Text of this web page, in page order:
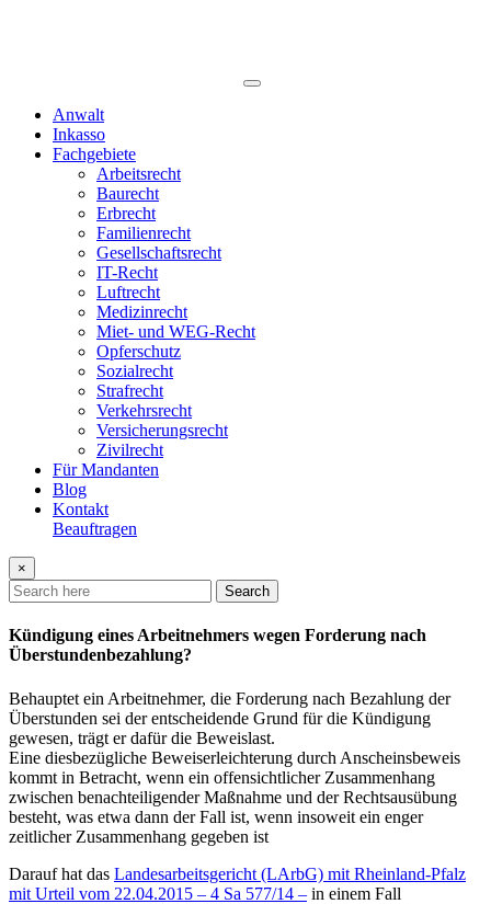
Anwalt
Inkasso
Fachgebiete
Arbeitsrecht
Baurecht
Erbrecht
Familienrecht
Gesellschaftsrecht
IT-Recht
Luftrecht
Medizinrecht
Miet- und WEG-Recht
Opferschutz
Sozialrecht
Strafrecht
Verkehrsrecht
Versicherungsrecht
Zivilrecht
Für Mandanten
Blog
Kontakt
Beauftragen
×
Search
Kündigung eines Arbeitnehmers wegen Forderung nach
Überstundenbezahlung?
Behauptet ein Arbeitnehmer, die Forderung nach Bezahlung der
Überstunden sei der entscheidende Grund für die Kündigung
gewesen, trägt er dafür die Beweislast.
Eine diesbezügliche Beweiserleichterung durch Anscheinsbeweis
kommt in Betracht, wenn ein offensichtlicher Zusammenhang
zwischen benachteiligender Maßnahme und der Rechtsausübung
besteht, was etwa dann der Fall ist, wenn insoweit ein enger
zeitlicher Zusammenhang gegeben ist
Darauf hat das Landesarbeitsgericht (LArbG) mit Rheinland-Pfalz
mit Urteil vom 22.04.2015 – 4 Sa 577/14 – in einem Fall